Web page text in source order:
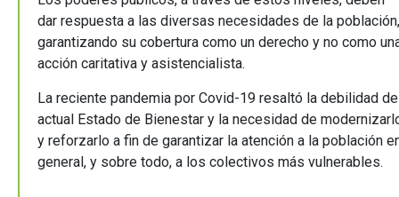
dar respuesta a las diversas necesidades de la población,
garantizando su cobertura como un derecho y no como
acción caritativa y asistencialista.
La reciente pandemia por Covid-19 resaltó la debilidad
actual Estado de Bienestar y la necesidad de
y reforzarlo a fin de garantizar la atención a la población
general, y sobre todo, a los colectivos más vulnerables.